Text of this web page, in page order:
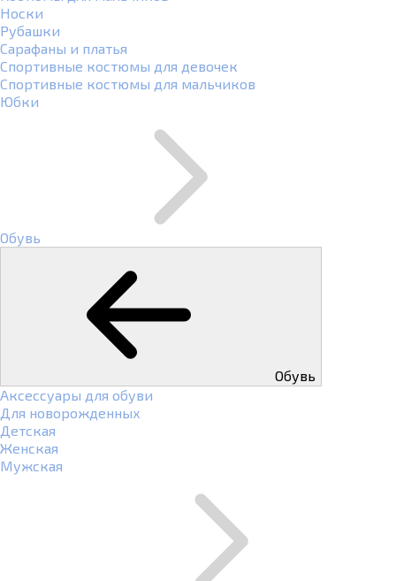
Носки
Рубашки
Сарафаны и платья
Спортивные костюмы для девочек
Спортивные костюмы для мальчиков
Юбки
Обувь
Обувь
Аксессуары для обуви
Для новорожденных
Детская
Женская
Мужская